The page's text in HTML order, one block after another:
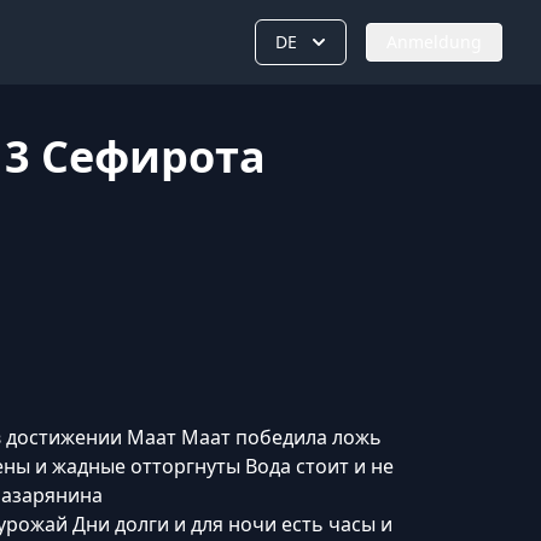
DE
Сефирота
Маат Маат победила ложь
и жадные отторгнуты Вода стоит и не
Дни долги и для ночи есть часы и